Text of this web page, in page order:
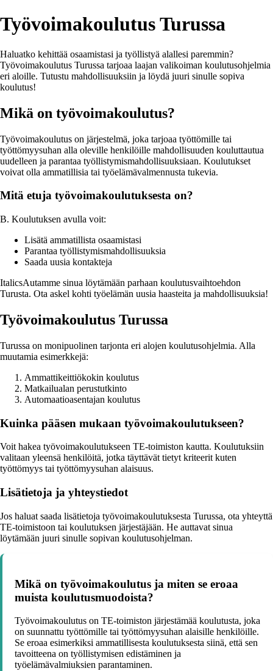
Työvoimakoulutus Turussa
Haluatko kehittää osaamistasi ja työllistyä alallesi paremmin?
Työvoimakoulutus Turussa tarjoaa laajan valikoiman koulutusohjelmia
eri aloille. Tutustu mahdollisuuksiin ja löydä juuri sinulle sopiva
koulutus!
Mikä on työvoimakoulutus?
Työvoimakoulutus on järjestelmä, joka tarjoaa työttömille tai
työttömyysuhan alla oleville henkilöille mahdollisuuden kouluttautua
uudelleen ja parantaa työllistymismahdollisuuksiaan. Koulutukset
voivat olla ammatillisia tai työelämävalmennusta tukevia.
Mitä etuja työvoimakoulutuksesta on?
B. Koulutuksen avulla voit:
Lisätä ammatillista osaamistasi
Parantaa työllistymismahdollisuuksia
Saada uusia kontakteja
ItalicsAutamme sinua löytämään parhaan koulutusvaihtoehdon
Turusta. Ota askel kohti työelämän uusia haasteita ja mahdollisuuksia!
Työvoimakoulutus Turussa
Turussa on monipuolinen tarjonta eri alojen koulutusohjelmia. Alla
muutamia esimerkkejä:
Ammattikeittiökokin koulutus
Matkailualan perustutkinto
Automaatioasentajan koulutus
Kuinka pääsen mukaan työvoimakoulutukseen?
Voit hakea työvoimakoulutukseen TE-toimiston kautta. Koulutuksiin
valitaan yleensä henkilöitä, jotka täyttävät tietyt kriteerit kuten
työttömyys tai työttömyysuhan alaisuus.
Lisätietoja ja yhteystiedot
Jos haluat saada lisätietoja työvoimakoulutuksesta Turussa, ota yhteyttä
TE-toimistoon tai koulutuksen järjestäjään. He auttavat sinua
löytämään juuri sinulle sopivan koulutusohjelman.
Mikä on työvoimakoulutus ja miten se eroaa
muista koulutusmuodoista?
Työvoimakoulutus on TE-toimiston järjestämää koulutusta, joka
on suunnattu työttömille tai työttömyysuhan alaisille henkilöille.
Se eroaa esimerkiksi ammatillisesta koulutuksesta siinä, että sen
tavoitteena on työllistymisen edistäminen ja
työelämävalmiuksien parantaminen.